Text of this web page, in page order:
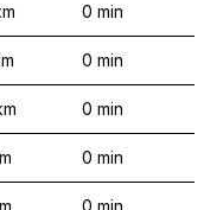
0 min
0 min
0 min
0 min
0 min